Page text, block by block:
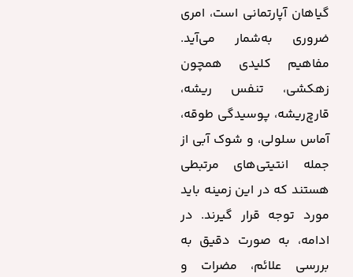
گیاهان آپارتمانی است، امری
ضروری به‌شمار می‌آید.
مفاهیم کلیدی همچون
زهکشی، تنفس ریشه،
قارچ‌ریشه، پوسیدگی طوقه،
آماس سلولی، و شوک آبی از
جمله انتیتی‌های مرتبطی
هستند که در این زمینه باید
مورد توجه قرار گیرند. در
ادامه، به صورت دقیق به
بررسی علائم، مضرات و